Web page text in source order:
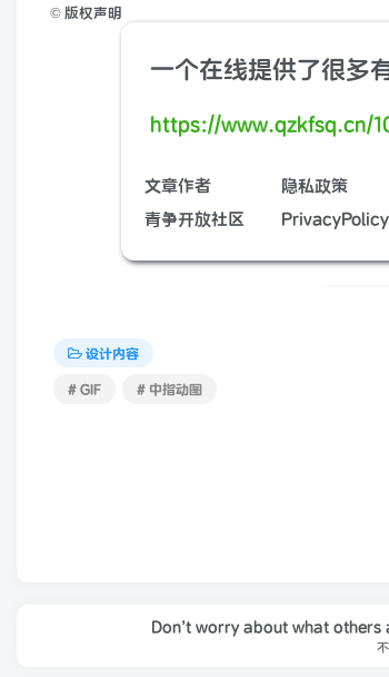
© 版权声明
一个在线提供了很多
https://www.qzkfsq.cn/
文章作者
青争开放社区
隐私政策
PrivacyPolicy
设计内容
# GIF # 中指动图
Don’t worry about what